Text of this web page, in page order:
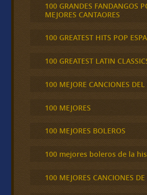
100 GRANDES FANDANGOS
MEJORES CANTAORES
100 GREATEST HITS POP
100 GREATEST LATIN
100 MEJORE CANCIONES DEL
100 MEJORES
100 MEJORES BOLEROS
100 mejores boleros de la
100 MEJORES CANCIONES